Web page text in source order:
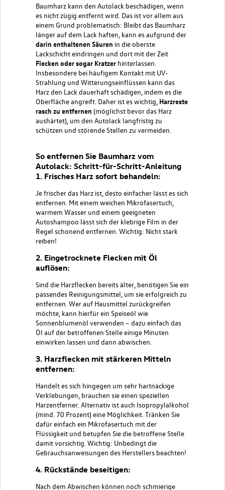
Baumharz kann den Autolack beschädigen, wenn
es nicht zügig entfernt wird. Das ist vor allem aus
einem Grund problematisch: Bleibt das Baumharz
länger auf dem Lack haften, kann es aufgrund der
darin enthaltenen Säuren in die oberste
Lackschicht eindringen und dort mit der Zeit
Flecken oder sogar Kratzer hinterlassen.
Insbesondere bei häufigem Kontakt mit UV-
Strahlung und Witterungseinflüssen kann das
Harz den Lack dauerhaft schädigen, indem es die
Oberfläche angreift. Daher ist es wichtig, Harzreste
rasch zu entfernen (möglichst bevor das Harz
aushärtet), um den Autolack langfristig zu
schützen und störende Stellen zu vermeiden.
So entfernen Sie Baumharz vom
Autolack: Schritt-für-Schritt-Anleitung
1. Frisches Harz sofort behandeln:
Je frischer das Harz ist, desto einfacher lässt es sich
entfernen. Mit einem weichen Mikrofasertuch,
warmem Wasser und einem geeigneten
Autoshampoo lässt sich der klebrige Film in der
Regel schonend entfernen. Wichtig: Nicht stark
reiben!
2. Eingetrocknete Flecken mit Öl
auflösen:
Sind die Harzflecken bereits älter, benötigen Sie ein
passendes Reinigungsmittel, um sie erfolgreich zu
entfernen. Wer auf Hausmittel zurückgreifen
möchte, kann hierfür ein Speiseöl wie
Sonnenblumenöl verwenden – dazu einfach das
Öl auf der betroffenen Stelle einige Minuten
einwirken lassen und dann abwischen.
3. Harzflecken mit stärkeren Mitteln
entfernen:
Handelt es sich hingegen um sehr hartnäckige
Verklebungen, brauchen sie einen speziellen
Harzentferner. Alternativ ist auch Isopropylalkohol
(mind. 70 Prozent) eine Möglichkeit. Tränken Sie
dafür einfach ein Mikrofasertuch mit der
Flüssigkeit und betupfen Sie die betroffene Stelle
damit vorsichtig. Wichtig: Unbedingt die
Gebrauchsanweisungen des Herstellers beachten!
4. Rückstände beseitigen:
Nach dem Abwischen können noch schmierige